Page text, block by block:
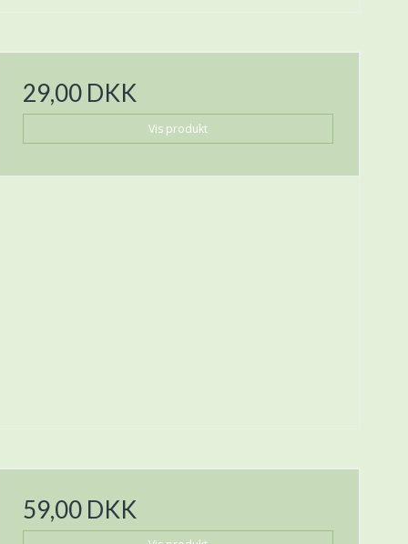
29,00 DKK
Vis produkt
59,00 DKK